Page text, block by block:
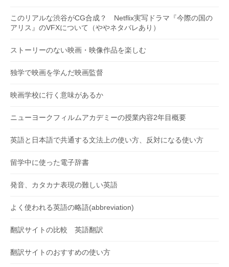
このリアルな渋谷がCG合成？ Netflix実写ドラマ『今際の国の
アリス』のVFXについて（ややネタバレあり）
ストーリーのない映画・映像作品を楽しむ
独学で映画を学んだ映画監督
映画学校に行く意味があるか
ニューヨークフィルムアカデミーの授業内容2年目概要
英語と日本語で共通する文法上の使い方、反対になる使い方
留学中に使った電子辞書
発音、カタカナ表現の難しい英語
よく使われる英語の略語(abbreviation)
翻訳サイトの比較 英語翻訳
翻訳サイトのおすすめの使い方